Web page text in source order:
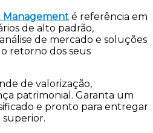
Management é referência em
de alto padrão,
de mercado e soluções
retorno dos seus
de valorização,
patrimonial. Garanta um
e pronto para entregar